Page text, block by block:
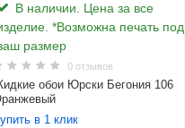
В наличии. Цена за все
*Возможна печать под
размер
0 отзывов
обои Юрски Бегония 106
в 1 клик